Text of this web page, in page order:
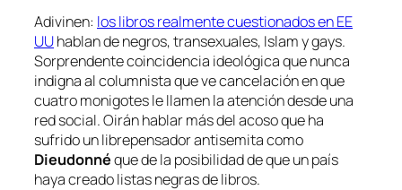
Adivinen: los libros realmente cuestionados en EE
UUhablan de negros, transexuales, Islam y gays.
Sorprendente coincidencia ideológica que nunca
indigna al columnista que ve cancelación en que
cuatro monigotes le llamen la atención desde una
red social. Oirán hablar más del acoso que ha
sufrido un librepensador antisemita como
Dieudonnéque de la posibilidad de que un país
haya creado listas negras de libros.